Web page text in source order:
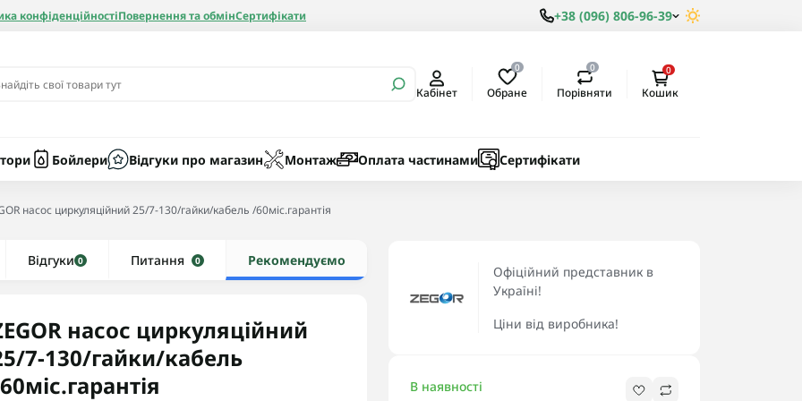
конфіденційностіПовернення та обмінСертифікати +38 (096) 806-96-39
Кабінет
0
Обране
0
Порівняти
0
Кошик
Бойлери Відгуки про магазин Монтаж Оплата частинами Сертифікати
Рушникосушки водяні
Рушникосушки електричні
Колби
насос циркуляційний 25/7-130/гайки/кабель /60міс.гарантія
Відгуки 0 Питання 0 Рекомендуємо
насос циркуляційний
7-130/гайки/кабель
Офіційний представник в
Україні!
Ціни від виробника!
В наявності